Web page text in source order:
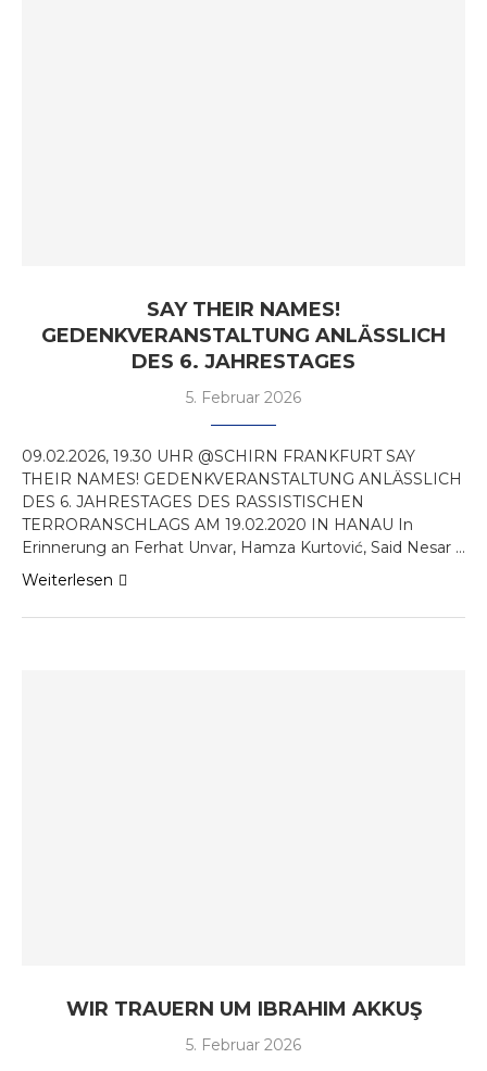
SAY THEIR NAMES!
GEDENKVERANSTALTUNG ANLÄSSLICH
DES 6. JAHRESTAGES
5. Februar 2026
09.02.2026, 19.30 UHR @SCHIRN FRANKFURT SAY
THEIR NAMES! GEDENKVERANSTALTUNG ANLÄSSLICH
DES 6. JAHRESTAGES DES RASSISTISCHEN
TERRORANSCHLAGS AM 19.02.2020 IN HANAU In
Erinnerung an Ferhat Unvar, Hamza Kurtović, Said Nesar …
Weiterlesen
WIR TRAUERN UM IBRAHIM AKKUŞ
5. Februar 2026